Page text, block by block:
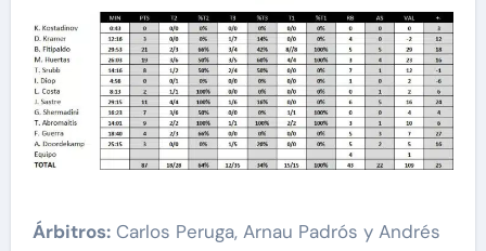
Árbitros:Carlos Peruga, Arnau Padrós y Andrés